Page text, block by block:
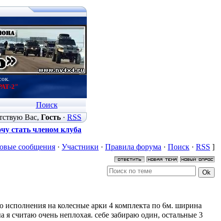
2"
Поиск
Вас, Гость· RSS
стать членом клуба
сообщения · Участники · Правила форума · Поиск · RSS ]
исполнения на колесные арки 4 комплекта по 6м. ширина
я считаю очень неплохая. себе забираю один, остальные 3